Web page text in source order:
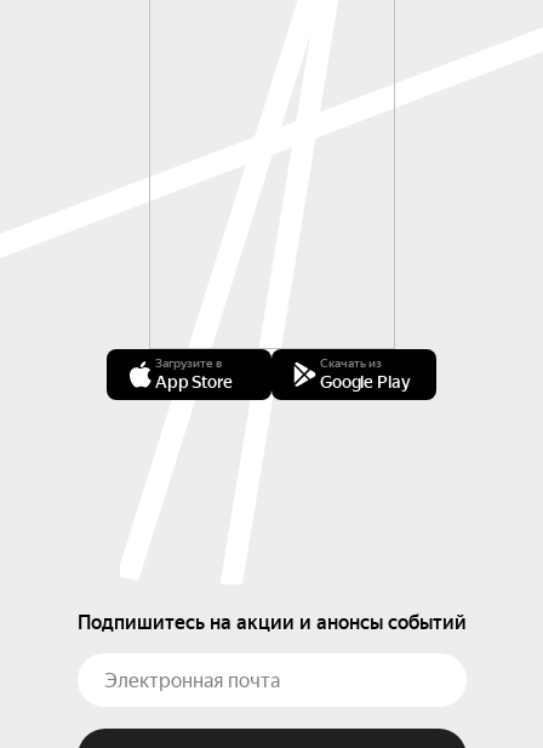
Загрузите в
App Store
Скачать из
Google Play
Подпишитесь на акции и анонсы событий